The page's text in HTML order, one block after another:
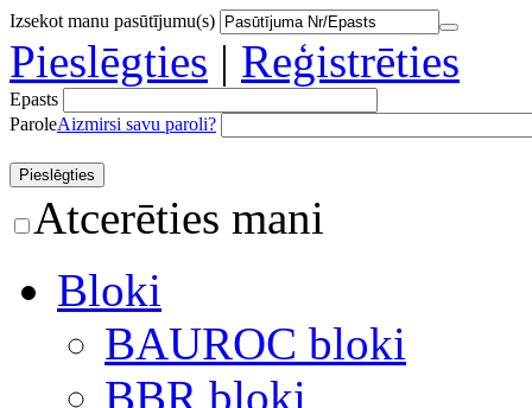
Izsekot manu pasūtījumu(s)
Pieslēgties | Reģistrēties
Epasts
ParoleAizmirsi savu paroli?
Atcerēties mani
Bloki
BAUROC bloki
BBR bloki